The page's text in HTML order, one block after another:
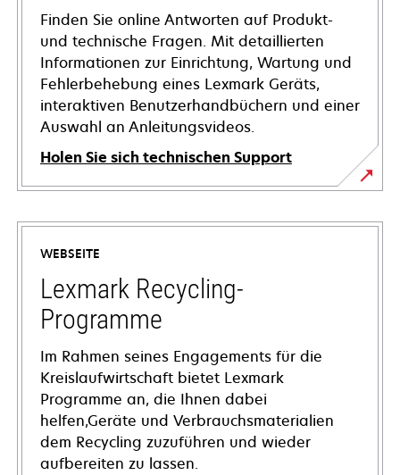
Finden Sie online Antworten auf Produkt-
und technische Fragen. Mit detaillierten
Informationen zur Einrichtung, Wartung und
Fehlerbehebung eines Lexmark Geräts,
interaktiven Benutzerhandbüchern und einer
Auswahl an Anleitungsvideos.
Holen Sie sich technischen Support
wird
in
neuen
Registerkarte
geöffnet
WEBSEITE
Lexmark Recycling-
Programme
Im Rahmen seines Engagements für die
Kreislaufwirtschaft bietet Lexmark
Programme an, die Ihnen dabei
helfen,Geräte und Verbrauchsmaterialien
dem Recycling zuzuführen und wieder
aufbereiten zu lassen.